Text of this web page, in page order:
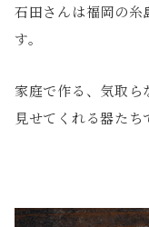
石田さんは福岡の糸
す。
家庭で作る、気取ら
見せてくれる器たち